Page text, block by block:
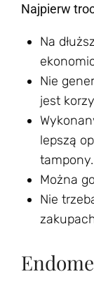
Najpierw
Na
Nie
jest
lepszą
tampony.
Można
Nie